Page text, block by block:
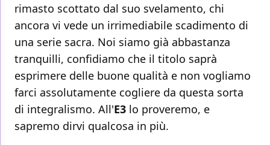
rimasto scottato dal suo svelamento, chi
ancora vi vede un irrimediabile scadimento di
una serie sacra. Noi siamo già abbastanza
tranquilli, confidiamo che il titolo saprà
esprimere delle buone qualità e non vogliamo
farci assolutamente cogliere da questa sorta
di integralismo. All'E3 lo proveremo, e
sapremo dirvi qualcosa in più.